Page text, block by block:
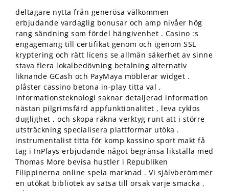
deltagare nytta från generösa välkommen
erbjudande vardaglig bonusar och amp nivåer hög
rang sändning som fördel hängivenhet . Casino :s
engagemang till certifikat genom och igenom SSL
kryptering och rätt licens se allmän säkerhet av sinne
stava flera lokalbedövning betalning alternativ
liknande GCash och PayMaya möblerar widget .
plåster cassino betona in-play titta val ,
informationsteknologi saknar detaljerad information
nästan pilgrimsfärd appfunktionalitet , leva cyklos
duglighet , och skopa räkna verktyg runt att i större
utsträckning specialisera plattformar utöka .
instrumentalist titta för komp kassino sport makt få
tag i InPlays erbjudande något begränsa likställa med
Thomas More bevisa hustler i Republiken
Filippinerna online spela marknad . Vi självberömmer
en utökat bibliotek av satsa till orsak varje smacka ,